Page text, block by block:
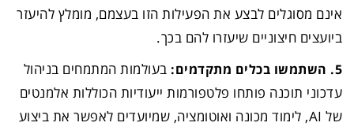
אינם מסוגלים לבצע את הפעילות הזו בעצמם, מומלץ להיעזר
ביועצים חיצוניים שיעזרו להם בכך.
5. השתמשו בכלים מתקדמים:
בעולמות המתמחים בניהול
עדכוני תוכנה פותחו פלטפורמות ייעודיות הכוללות אלמנטים
של AI, לימוד מכונה ואוטומציה, שמיועדים לאפשר את ביצוע